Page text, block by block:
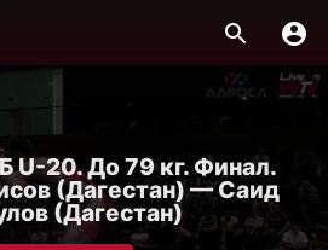
U-20. До 79 кг. Финал.
(Дагестан) — Саид
(Дагестан)